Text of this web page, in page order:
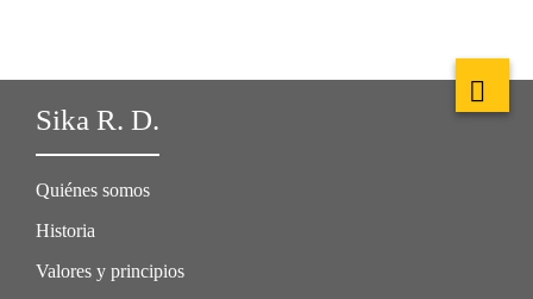
Sika R. D.
Quiénes somos
Historia
Valores y principios